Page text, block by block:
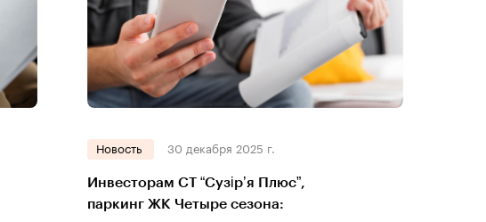
Новость 30 декабря 2025 г.
Инвесторам СТ “Сузір’я Плюс”,
паркинг ЖК Четыре сезона: